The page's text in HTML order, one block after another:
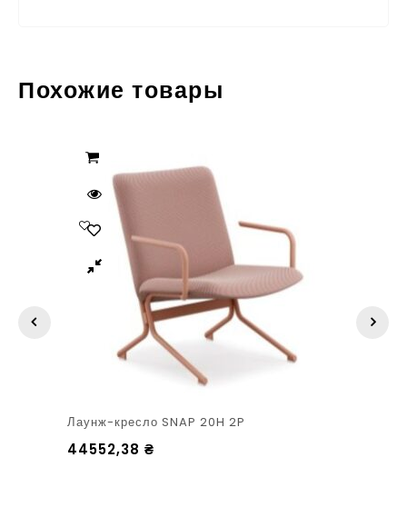
Похожие товары
Лаунж-кресло SNAP 20H 2P
44552,38 ₴